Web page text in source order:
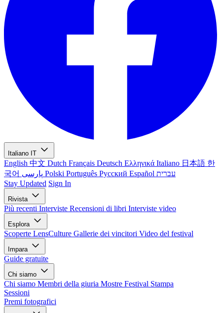
Italiano IT
English 中文 Dutch Français Deutsch Ελληνικά Italiano 日本語 한
국어
Polski Português Русский Español עברית
Stay Updated Sign In
Rivista
Più recenti Interviste Recensioni di libri Interviste video
Esplora
Scoperte LensCulture Gallerie dei vincitori Video del festival
Impara
Guide gratuite
Chi siamo
Chi siamo Membri della giuria Mostre Festival Stampa
Sessioni
Premi fotografici